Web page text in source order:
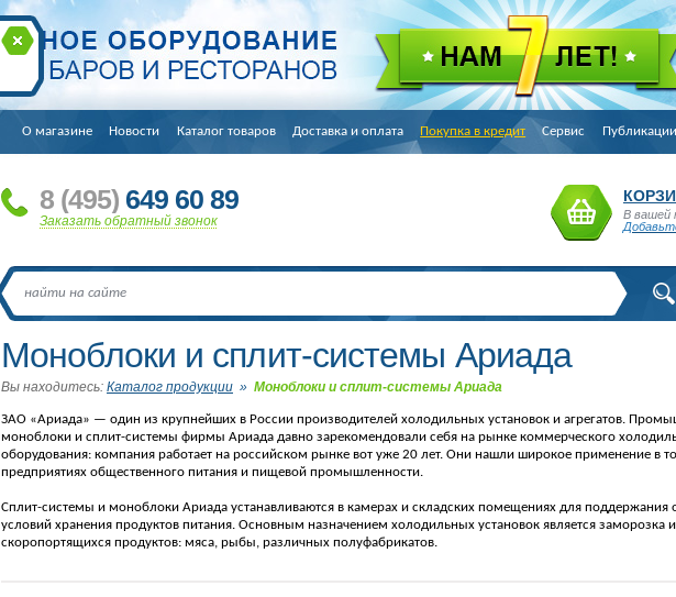
О магазине Новости Каталог товаров Доставка и оплата Покупка в кредит Сервис Публикации
8 (495) 649 60 89
Заказать обратный звонок
В вашей
Моноблоки и сплит-системы Ариада
Вы находитесь: Каталог продукции » Моноблоки и сплит-системы Ариада
ЗАО «Ариада» — один из крупнейших в России производителей холодильных установок и агрегатов.
моноблоки и сплит-системы фирмы Ариада давно зарекомендовали себя на рынке коммерческого
оборудования: компания работает на российском рынке вот уже 20 лет. Они нашли широкое применение в
предприятиях общественного питания и пищевой промышленности.
Сплит-системы и моноблоки Ариада устанавливаются в камерах и складских помещениях для поддержания
условий хранения продуктов питания. Основным назначением холодильных установок является заморозка
скоропортящихся продуктов: мяса, рыбы, различных полуфабрикатов.